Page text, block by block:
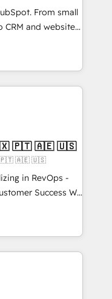
team of
models —
HubSpot
customers so
apps &
bundle services. Connect with us today!
From small
and websites.
in every inch of
in-hand with your
build a better
🇧🇷 🇲🇽 🇵🇹 🇦🇪 🇺🇸
🇵🇹 🇦🇪 🇺🇸
in RevOps -
Success We
for companies
sales,
utilizing RevOps
largest HubSpot